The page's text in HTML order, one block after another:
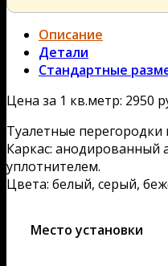
Описание
Детали
Стандартные
Цена за 1 кв.метр: 2950
Туалетные
Каркас:
уплотнителем.
Цвета: белый, серый,
Место установки